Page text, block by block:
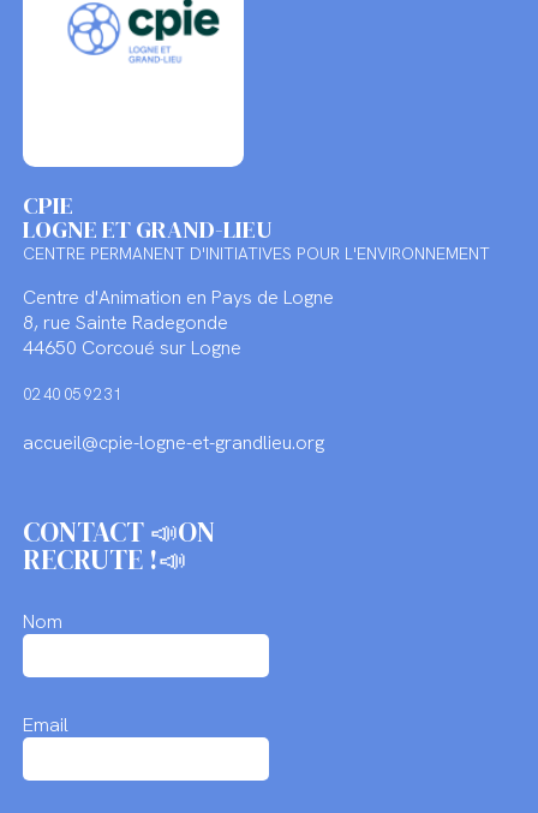
CPIE
LOGNE ET GRAND-LIEU
CENTRE PERMANENT D'INITIATIVES POUR L'ENVIRONNEMENT
Centre d'Animation en Pays de Logne
8, rue Sainte Radegonde
44650 Corcoué sur Logne
02 40 05 92 31
accueil@cpie-logne-et-grandlieu.org
CONTACT 📣ON
RECRUTE !📣
Nom
Email